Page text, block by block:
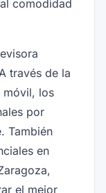
comodidad
través de la
móvil, los
por
También
en
el mejor